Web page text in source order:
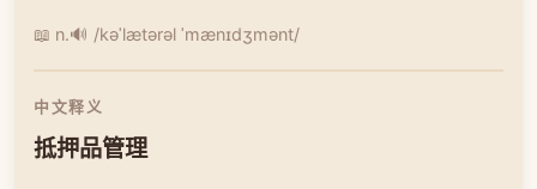
📖 n.🔊 /kəˈlætərəl ˈmænɪdʒmənt/
中文释义
抵押品管理